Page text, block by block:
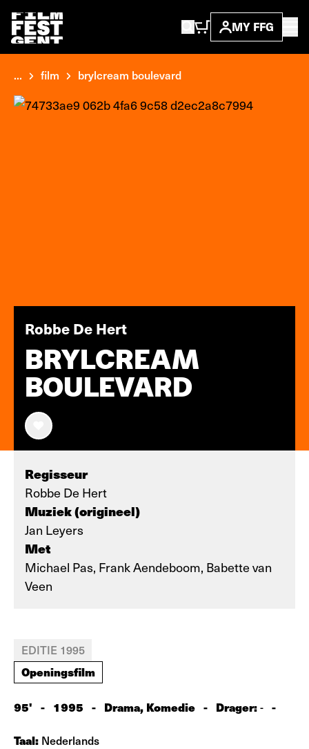
MY FFG
... film brylcream boulevard
Robbe De Hert
BRYLCREAM
BOULEVARD
Regisseur
Robbe De Hert
Muziek (origineel)
Jan Leyers
Met
Michael Pas, Frank Aendeboom, Babette van
Veen
EDITIE 1995
Openingsfilm
95' - 1995 - Drama, Komedie - Drager:- -
Taal: Nederlands